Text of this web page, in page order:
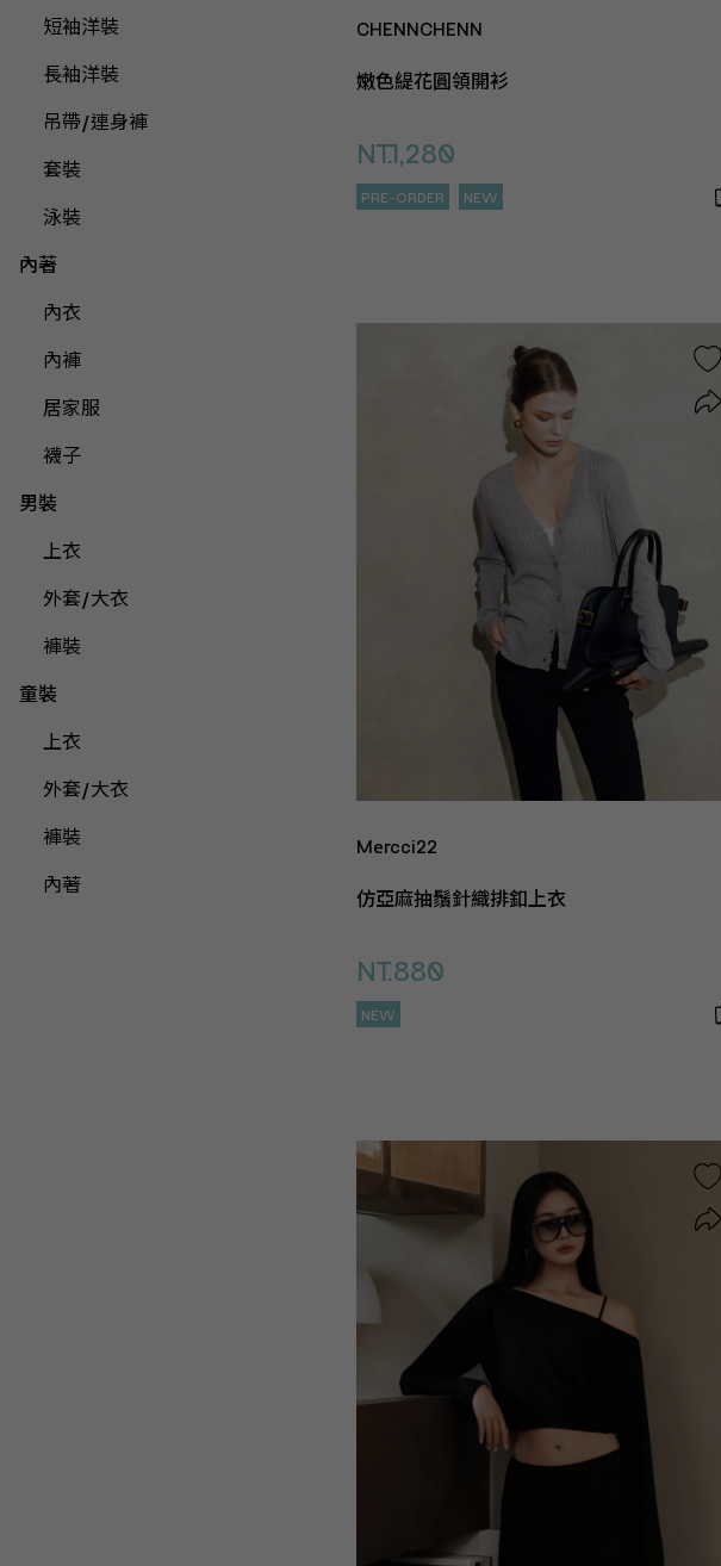
短袖洋裝
長袖洋裝
吊帶/連身褲
套裝
泳裝
內著
內衣
內褲
居家服
襪子
男裝
上衣
外套/大衣
褲裝
童裝
上衣
外套/大衣
褲裝
內著
CHENNCHENN
嫩色緹花圓領開衫
NT.1,280
PRE-ORDER NEW
Mercci22
仿亞麻抽鬚針織排釦上衣
NT.880
NEW